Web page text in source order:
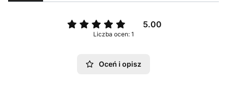
5.00
Liczba ocen: 1
Oceń i opisz